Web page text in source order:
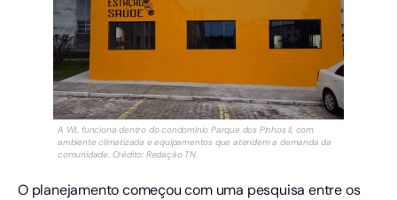
A WL funciona dentro do condomínio Parque dos Pinhos II, com
ambiente climatizada e equipamentos que atendem a demanda da
comunidade. Crédito: Redação TN
O planejamento começou com uma pesquisa entre os